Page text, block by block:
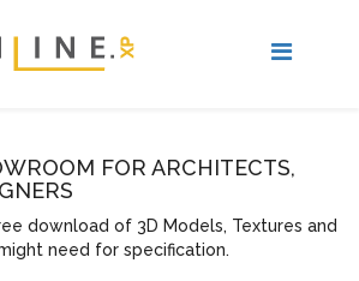
FOR ARCHITECTS,
download of 3D Models, Textures and
need for specification.